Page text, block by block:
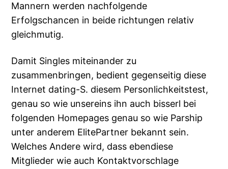
Mannern werden nachfolgende
Erfolgschancen in beide richtungen relativ
gleichmutig.
Damit Singles miteinander zu
zusammenbringen, bedient gegenseitig diese
Internet dating-S. diesem Personlichkeitstest,
genau so wie unsereins ihn auch bisserl bei
folgenden Homepages genau so wie Parship
unter anderem ElitePartner bekannt sein.
Welches Andere wird, dass ebendiese
Mitglieder wie auch Kontaktvorschlage